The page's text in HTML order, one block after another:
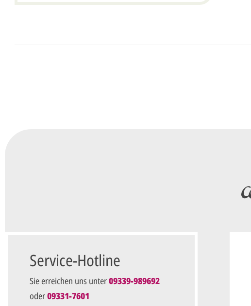
Die mit einem Stern (*) markierten Felder sind Pflichtfelder.
Service-Hotline
Sie erreichen uns unter09339-989692
oder09331-7601